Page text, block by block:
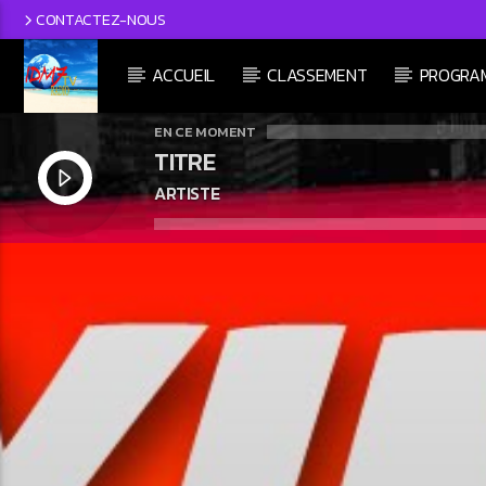
CONTACTEZ-NOUS
ACCUEIL CLASSEMENT
EN CE MOMENT
TITRE
ARTISTE